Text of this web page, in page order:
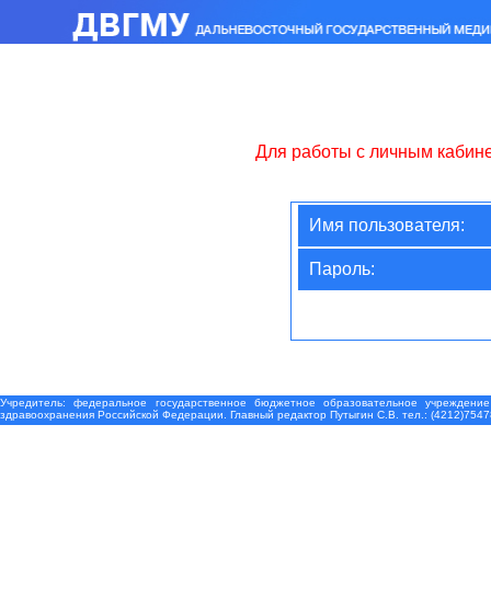
Для работы с личным
Имя пользователя:
Пароль:
Учредитель: федеральное государственное бюджетное образовательное
здравоохранения Российской Федерации. Главный редактор Путыгин С.В. тел.: